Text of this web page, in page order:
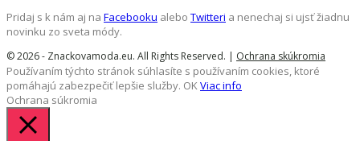
Pridaj s k nám aj na Facebooku alebo Twitteri a nenechaj si ujsť žiadnu
novinku zo sveta módy.
© 2026 - Znackovamoda.eu. All Rights Reserved. | Ochrana skúkromia
Používaním týchto stránok súhlasíte s používaním cookies, ktoré
pomáhajú zabezpečiť lepšie služby. OKViac info
Ochrana súkromia